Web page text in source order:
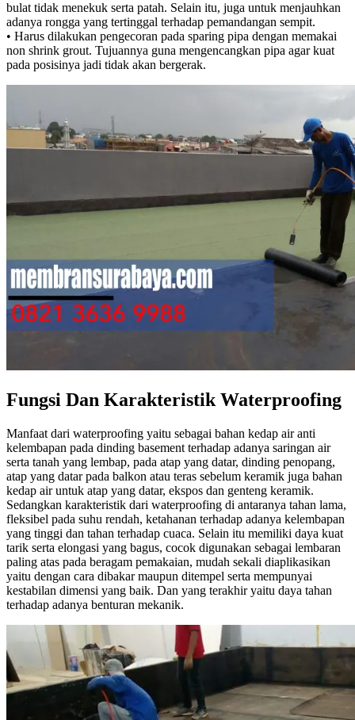
bulat tidak menekuk serta patah. Selain itu, juga untuk menjauhkan
adanya rongga yang tertinggal terhadap pemandangan sempit.
• Harus dilakukan pengecoran pada sparing pipa dengan memakai
non shrink grout. Tujuannya guna mengencangkan pipa agar kuat
pada posisinya jadi tidak akan bergerak.
Fungsi Dan Karakteristik Waterproofing
Manfaat dari waterproofing yaitu sebagai bahan kedap air anti
kelembapan pada dinding basement terhadap adanya saringan air
serta tanah yang lembap, pada atap yang datar, dinding penopang,
atap yang datar pada balkon atau teras sebelum keramik juga bahan
kedap air untuk atap yang datar, ekspos dan genteng keramik.
Sedangkan karakteristik dari waterproofing di antaranya tahan lama,
fleksibel pada suhu rendah, ketahanan terhadap adanya kelembapan
yang tinggi dan tahan terhadap cuaca. Selain itu memiliki daya kuat
tarik serta elongasi yang bagus, cocok digunakan sebagai lembaran
paling atas pada beragam pemakaian, mudah sekali diaplikasikan
yaitu dengan cara dibakar maupun ditempel serta mempunyai
kestabilan dimensi yang baik. Dan yang terakhir yaitu daya tahan
terhadap adanya benturan mekanik.